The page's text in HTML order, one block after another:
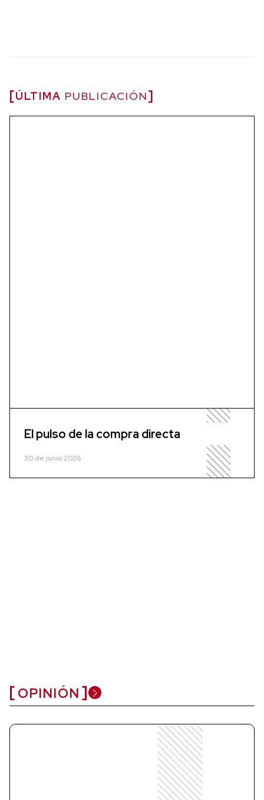
ÚLTIMA PUBLICACIÓN
El pulso de la compra directa
30 de junio 2026
OPINIÓN